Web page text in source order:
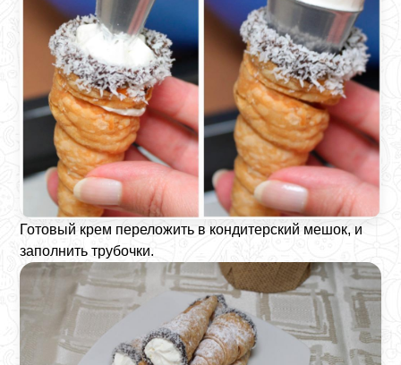
Готовый крем переложить в кондитерский мешок, и
заполнить трубочки.